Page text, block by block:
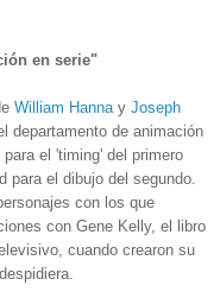
en serie"
William Hannay Joseph
departamento de animación
el 'timing' del primero
para el dibujo del segundo.
con los que
con Gene Kelly, el libro
cuando crearon su